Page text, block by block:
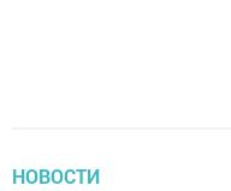
НОВОСТИ